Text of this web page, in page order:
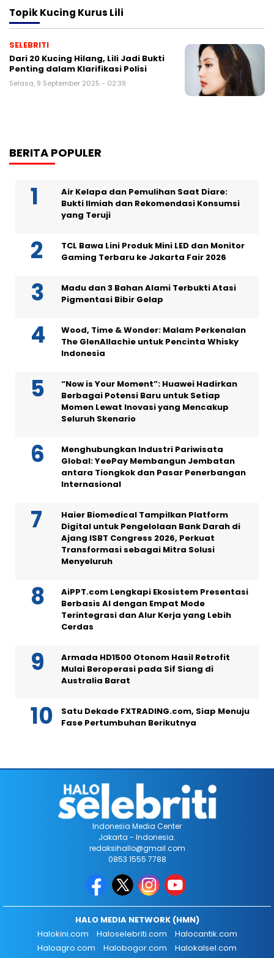
TopikKucing Kurus Lili
SELEBRITI
Dari 20 Kucing Hilang, Lili Jadi Bukti
Penting dalam Klarifikasi Polisi
Selasa, 9 September 2025 - 02:39
BERITA POPULER
Air Kelapa dan Pemulihan Saat Diare:
Bukti Ilmiah dan Rekomendasi Konsumsi
yang Teruji
TCL Bawa Lini Produk Mini LED dan Monitor
Gaming Terbaru ke Jakarta Fair 2026
Madu dan 3 Bahan Alami Terbukti Atasi
Pigmentasi Bibir Gelap
Wood, Time & Wonder: Malam Perkenalan
The GlenAllachie untuk Pencinta Whisky
Indonesia
“Now is Your Moment”: Huawei Hadirkan
Berbagai Potensi Baru untuk Setiap
Momen Lewat Inovasi yang Mencakup
Seluruh Skenario
Menghubungkan Industri Pariwisata
Global: YeePay Membangun Jembatan
antara Tiongkok dan Pasar Penerbangan
Internasional
Haier Biomedical Tampilkan Platform
Digital untuk Pengelolaan Bank Darah di
Ajang ISBT Congress 2026, Perkuat
Transformasi sebagai Mitra Solusi
Menyeluruh
AiPPT.com Lengkapi Ekosistem Presentasi
Berbasis AI dengan Empat Mode
Terintegrasi dan Alur Kerja yang Lebih
Cerdas
Armada HD1500 Otonom Hasil Retrofit
Mulai Beroperasi pada Sif Siang di
Australia Barat
Satu Dekade FXTRADING.com, Siap Menuju
Fase Pertumbuhan Berikutnya
Indonesia Media Center
Jakarta - Indonesia.
redaksihallo@gmail.com
0853 1555 7788
HALO MEDIA NETWORK (HMN)
Halokini.com
Haloselebriti.com
Halocantik.com
Haloagro.com
Halobogor.com
Halokalsel.com